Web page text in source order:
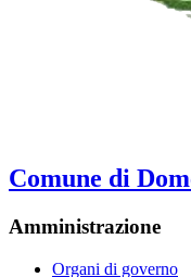
Comune di
Amministrazione
Organi di governo